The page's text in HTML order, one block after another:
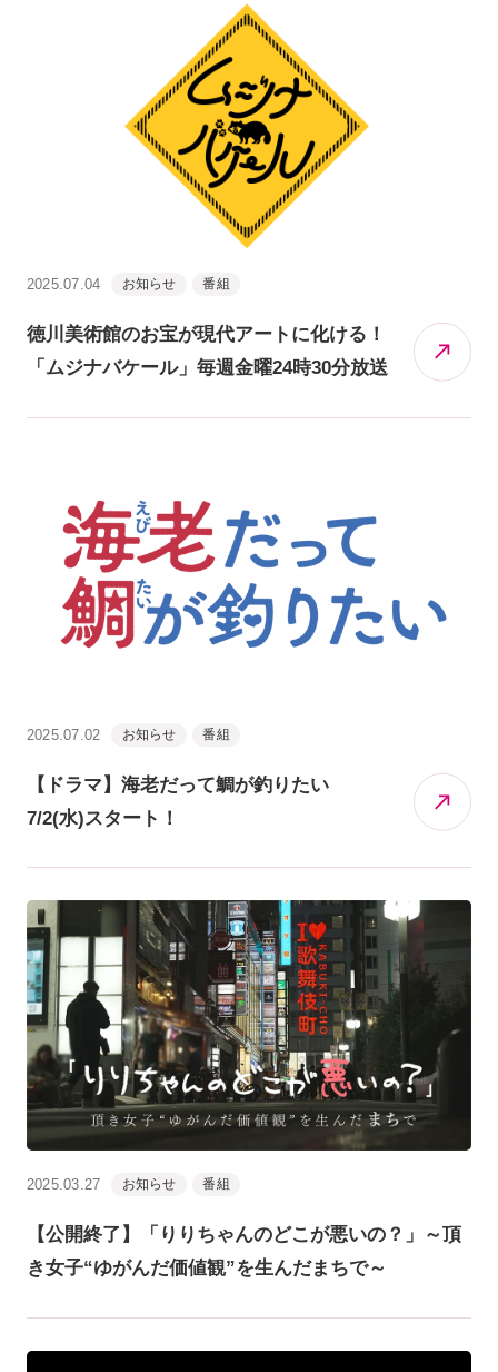
2025.07.04 お知らせ 番組
徳川美術館のお宝が現代アートに化ける！
「ムジナバケール」毎週金曜24時30分放送
2025.07.02 お知らせ 番組
【ドラマ】海老だって鯛が釣りたい
7/2(水)スタート！
2025.03.27 お知らせ 番組
【公開終了】「りりちゃんのどこが悪いの？」～頂
き女子“ゆがんだ価値観”を生んだまちで～